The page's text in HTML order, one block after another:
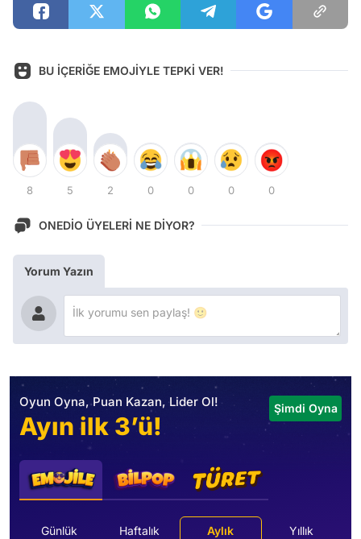
BU İÇERİĞE EMOJİYLE TEPKİ VER!
8 5 2 0 0 0 0
ONEDİO ÜYELERİ NE DİYOR?
Yorum Yazın
Oyun Oyna, Puan Kazan, Lider Ol!
Ayın ilk 3’ü!
Şimdi Oyna
Günlük Haftalık Aylık Yıllık